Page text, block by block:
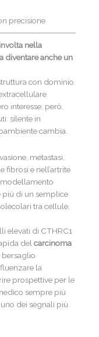
precisione
nella
diventare anche un
con dominio
interesse, però,
silente in
cambia.
metastasi,
fibrosi e nell’artrite
più di un semplice
tra cellule,
elevati di CTHRC1
del carcinoma
bersaglio
la
prospettive per le
sempre più
dei segnali più